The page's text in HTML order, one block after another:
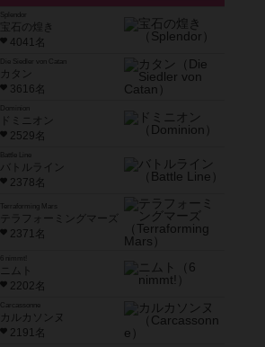
宝石の煌き
4041名
Die Siedler von Catan
カタン
3616名
ドミニオン
2529名
Battle Line
バトルライン
2378名
Terraforming Mars
テラフォーミングマーズ
2371名
ニムト
2202名
Carcassonne
カルカソンヌ
2191名